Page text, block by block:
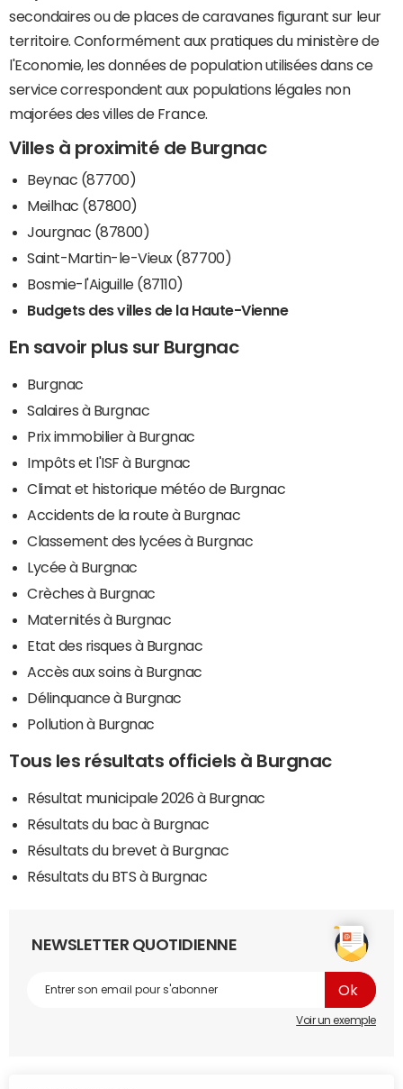
secondaires ou de places de caravanes figurant sur leur
territoire. Conformément aux pratiques du ministère de
l'Economie, les données de population utilisées dans ce
service correspondent aux populations légales non
majorées des villes de France.
Villes à proximité de Burgnac
Beynac (87700)
Meilhac (87800)
Jourgnac (87800)
Saint-Martin-le-Vieux (87700)
Bosmie-l'Aiguille (87110)
Budgets des villes de la Haute-Vienne
En savoir plus sur Burgnac
Burgnac
Salaires à Burgnac
Prix immobilier à Burgnac
Impôts et l'ISF à Burgnac
Climat et historique météo de Burgnac
Accidents de la route à Burgnac
Classement des lycées à Burgnac
Lycée à Burgnac
Crèches à Burgnac
Maternités à Burgnac
Etat des risques à Burgnac
Accès aux soins à Burgnac
Délinquance à Burgnac
Pollution à Burgnac
Tous les résultats officiels à Burgnac
Résultat municipale 2026 à Burgnac
Résultats du bac à Burgnac
Résultats du brevet à Burgnac
Résultats du BTS à Burgnac
NEWSLETTER QUOTIDIENNE
Voir un exemple